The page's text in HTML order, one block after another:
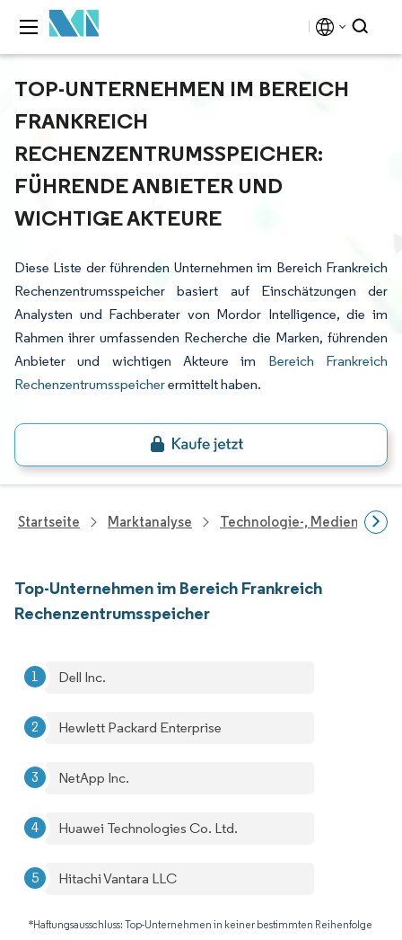
TOP-UNTERNEHMEN IM BEREICH
FRANKREICH
RECHENZENTRUMSSPEICHER:
FÜHRENDE ANBIETER UND
WICHTIGE AKTEURE
Diese Liste der führenden Unternehmen im Bereich Frankreich
Rechenzentrumsspeicher basiert auf Einschätzungen der
Analysten und Fachberater von Mordor Intelligence, die im
Rahmen ihrer umfassenden Recherche die Marken, führenden
Anbieter und wichtigen Akteure im Bereich Frankreich
Rechenzentrumsspeicherermittelt haben.
Startseite Marktanalyse Technologie-, Medien- Und
Top-Unternehmen im Bereich Frankreich
Rechenzentrumsspeicher
Dell Inc.
Hewlett Packard Enterprise
NetApp Inc.
Huawei Technologies Co. Ltd.
Hitachi Vantara LLC
*Haftungsausschluss: Top-Unternehmen in keiner bestimmten Reihenfolge